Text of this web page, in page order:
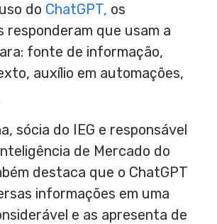
do ChatGPT, os
que usam a
fonte de informação,
auxílio em automações,
sócia do IEG e responsável
de Mercado do
destaca que o ChatGPT
informações em uma
e as apresenta de